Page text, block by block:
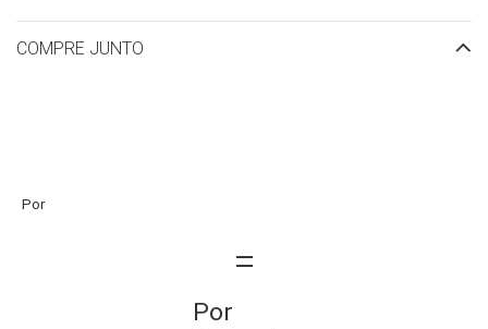
COMPRE JUNTO